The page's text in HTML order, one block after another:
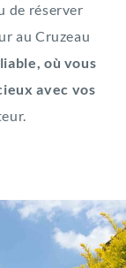
de réserver
au Cruzeau
où vous
avec vos